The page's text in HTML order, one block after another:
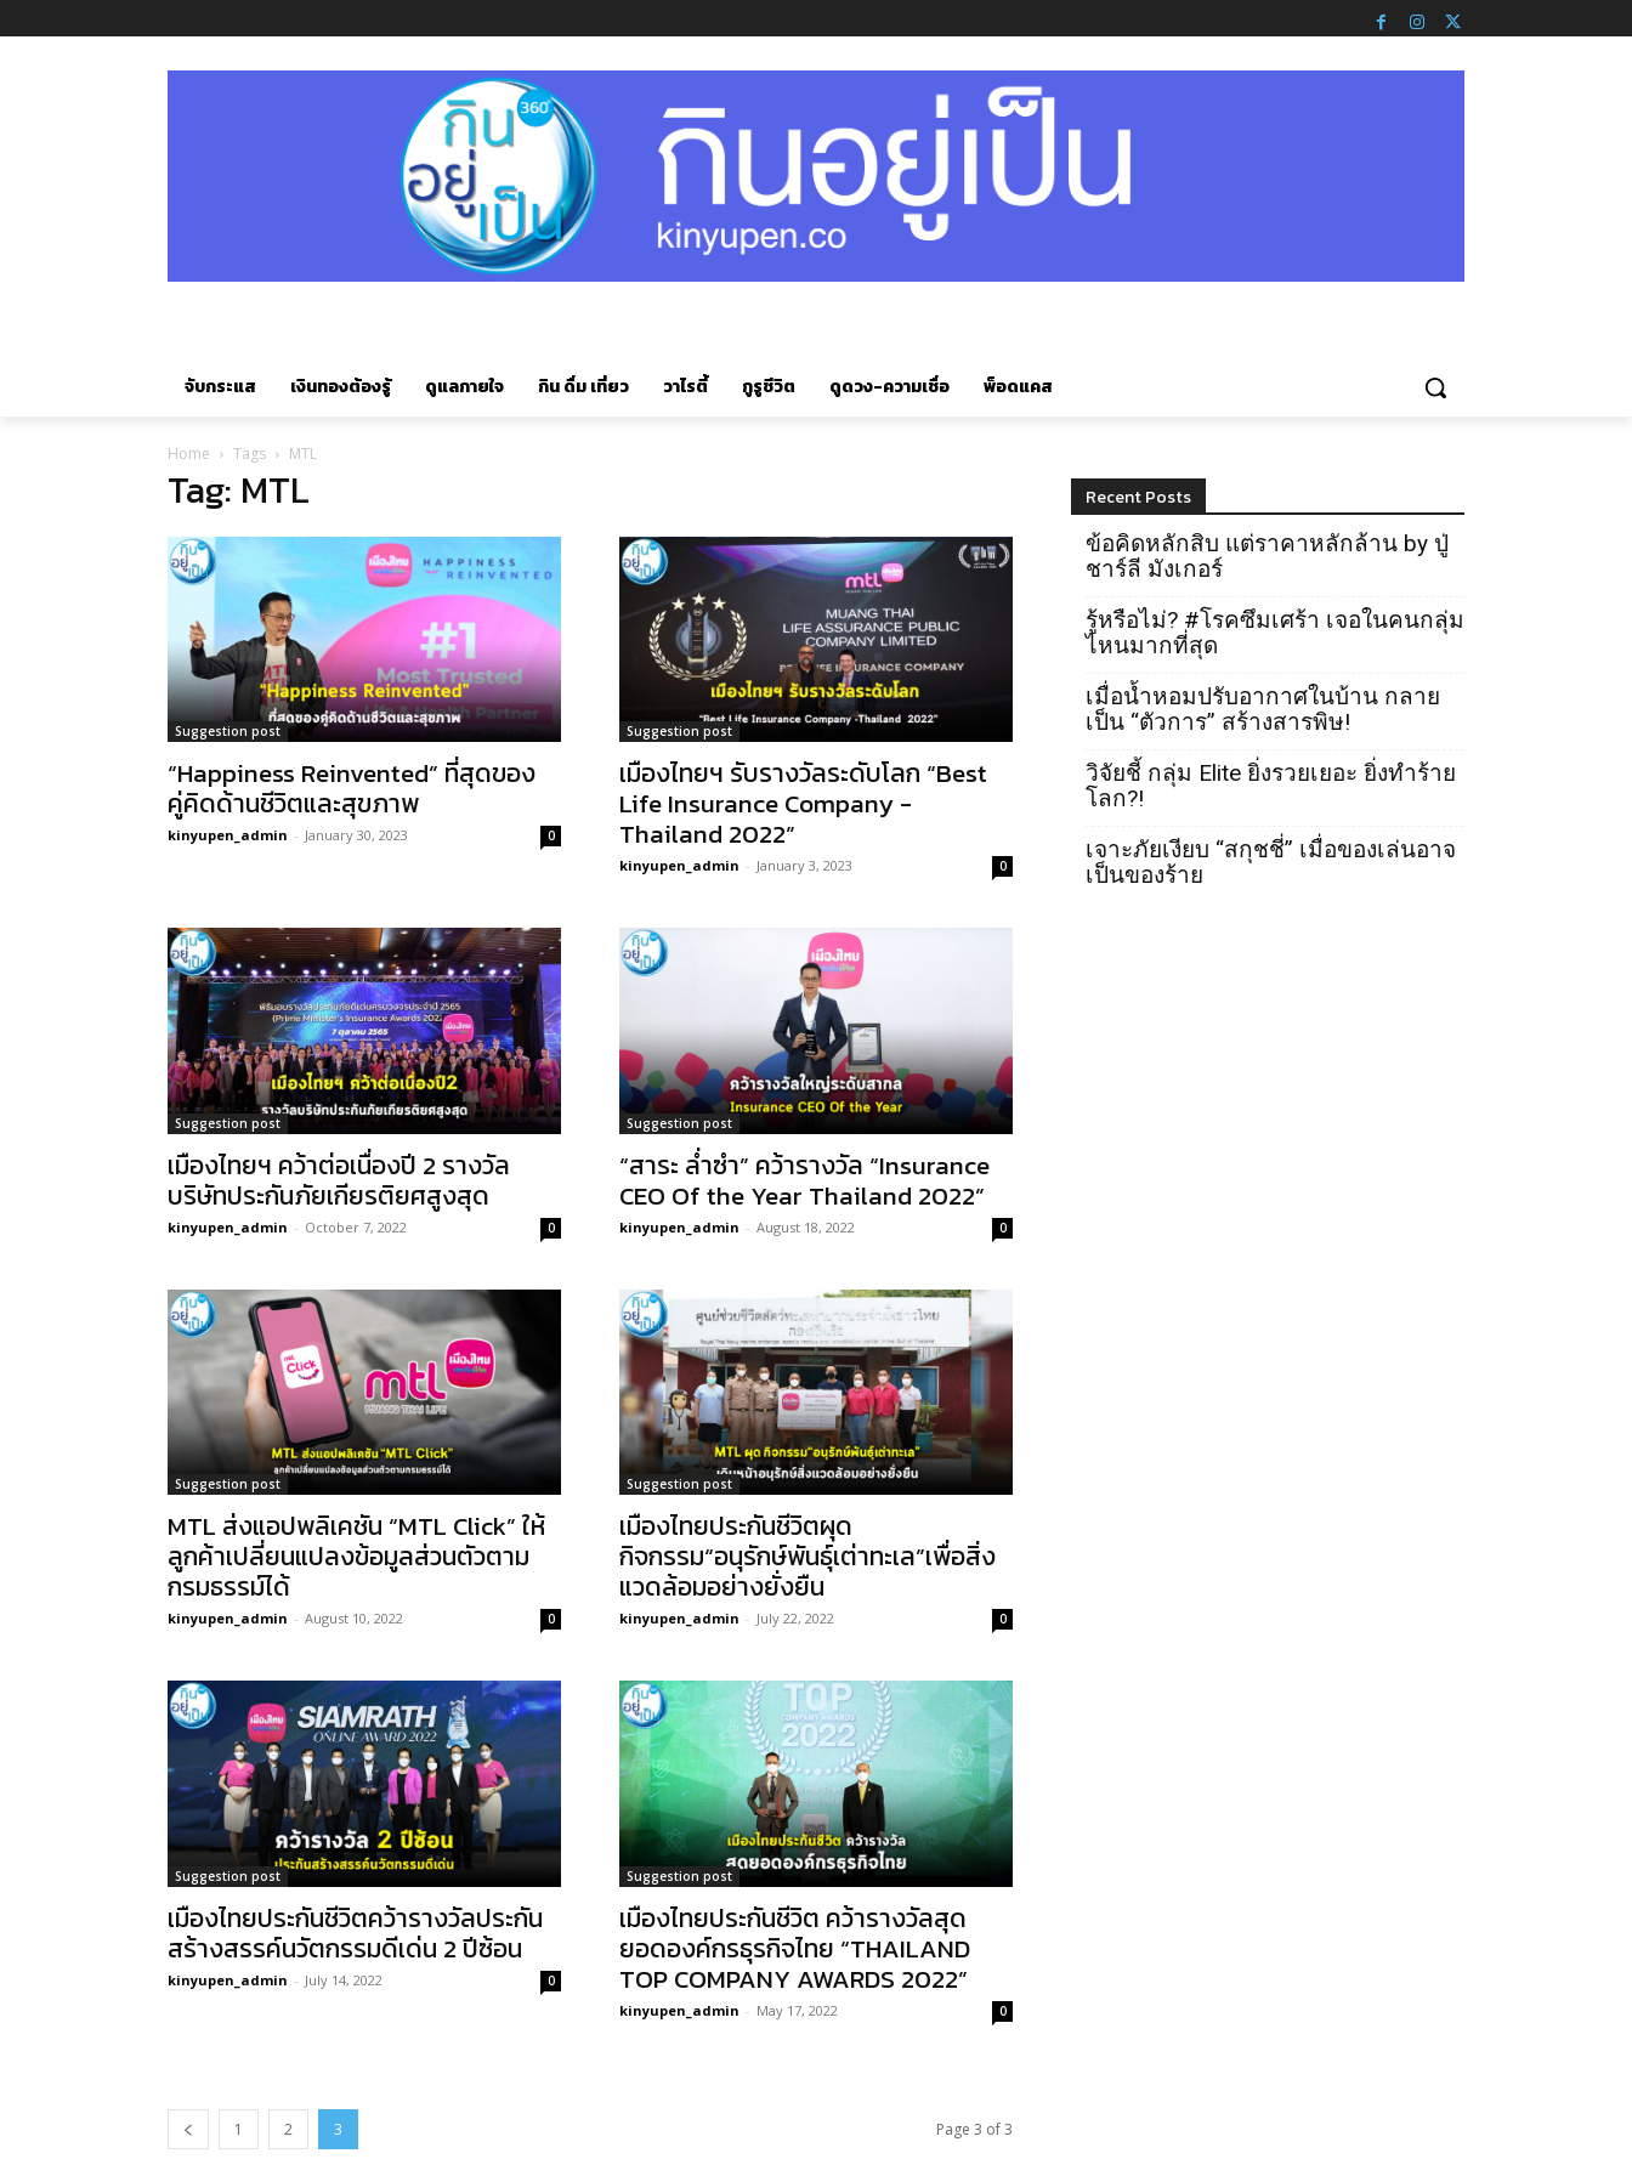
จับกระแส เงินทองต้องรู้ ดูแลกายใจ กิน ดื่ม เที่ยว วาไรตี้ กูรูชีวิต ดูดวง-ความเชื่อ พ็อดแคส
Home Tags MTL
Tag: MTL
Suggestion post
“Happiness Reinvented” ที่สุดของ
คู่คิดด้านชีวิตและสุขภาพ
kinyupen_admin - January 30, 2023 0
Suggestion post
เมืองไทยฯ รับรางวัลระดับโลก “Best
Life Insurance Company -
Thailand 2022”
kinyupen_admin - January 3, 2023 0
Suggestion post
เมืองไทยฯ คว้าต่อเนื่องปี 2 รางวัล
บริษัทประกันภัยเกียรติยศสูงสุด
kinyupen_admin - October 7, 2022 0
Suggestion post
“สาระ ล่ำซำ” คว้ารางวัล “Insurance
CEO Of the Year Thailand 2022”
kinyupen_admin - August 18, 2022 0
Suggestion post
MTL ส่งแอปพลิเคชัน “MTL Click” ให้
ลูกค้าเปลี่ยนแปลงข้อมูลส่วนตัวตาม
กรมธรรม์ได้
kinyupen_admin - August 10, 2022 0
Suggestion post
เมืองไทยประกันชีวิตผุด
กิจกรรม“อนุรักษ์พันธุ์เต่าทะเล”เพื่อสิ่ง
แวดล้อมอย่างยั่งยืน
kinyupen_admin - July 22, 2022 0
Suggestion post
เมืองไทยประกันชีวิตคว้ารางวัลประกัน
สร้างสรรค์นวัตกรรมดีเด่น 2 ปีซ้อน
kinyupen_admin - July 14, 2022 0
Suggestion post
เมืองไทยประกันชีวิต คว้ารางวัลสุด
ยอดองค์กรธุรกิจไทย “THAILAND
TOP COMPANY AWARDS 2022”
kinyupen_admin - May 17, 2022 0
1 2 3 Page 3 of 3
Recent Posts
ข้อคิดหลักสิบ แต่ราคาหลักล้าน by ปู่
ชาร์ลี มังเกอร์
รู้หรือไม่? #โรคซึมเศร้า เจอในคนกลุ่ม
ไหนมากที่สุด
เมื่อน้ำหอมปรับอากาศในบ้าน กลาย
เป็น “ตัวการ” สร้างสารพิษ!
วิจัยชี้ กลุ่ม Elite ยิ่งรวยเยอะ ยิ่งทำร้าย
โลก?!
เจาะภัยเงียบ “สกุชชี่” เมื่อของเล่นอาจ
เป็นของร้าย